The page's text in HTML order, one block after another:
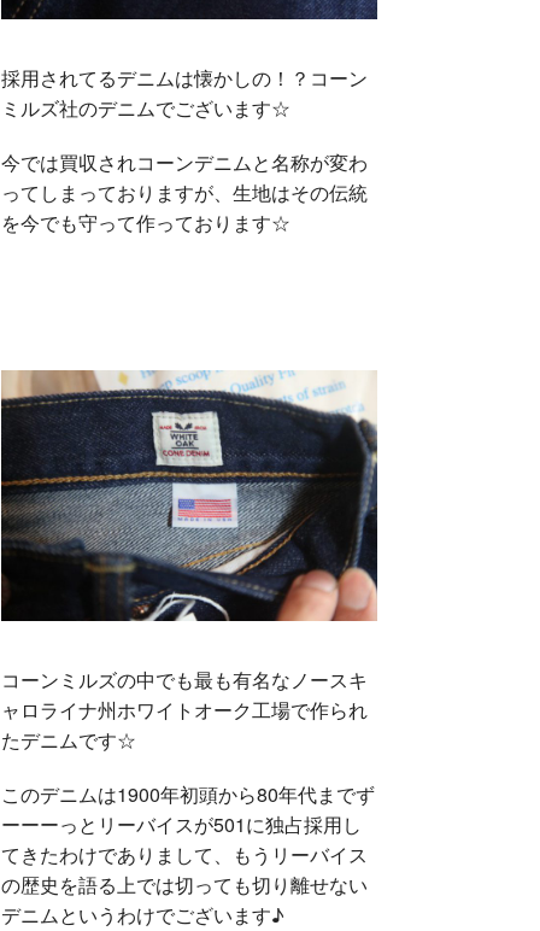
採用されてるデニムは懐かしの！？コーン
ミルズ社のデニムでございます☆
今では買収されコーンデニムと名称が変わ
ってしまっておりますが、生地はその伝統
を今でも守って作っております☆
コーンミルズの中でも最も有名なノースキ
ャロライナ州ホワイトオーク工場で作られ
たデニムです☆
このデニムは1900年初頭から80年代までず
ーーーっとリーバイスが501に独占採用し
てきたわけでありまして、もうリーバイス
の歴史を語る上では切っても切り離せない
デニムというわけでございます♪